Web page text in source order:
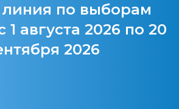
линия по выборам
1 августа 2026 по 20
2026